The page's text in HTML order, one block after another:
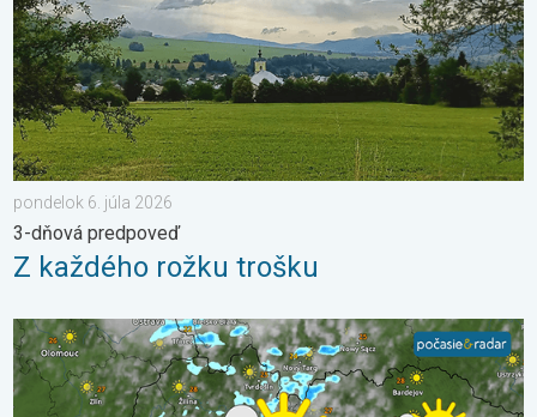
pondelok 6. júla 2026
3-dňová predpoveď
Z každého rožku trošku
V hornatých regiónoch pribudnú búrky. Nedeľa a pondelok. .